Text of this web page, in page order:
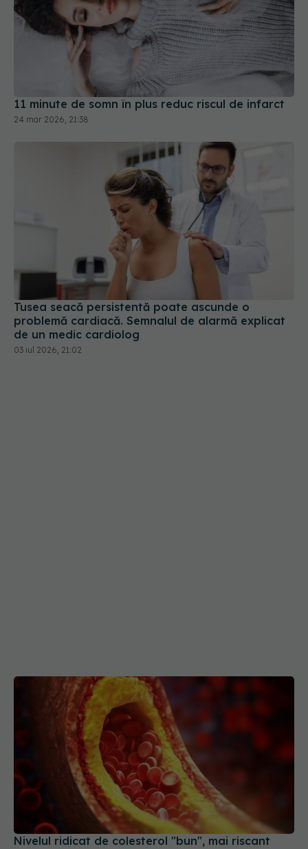
11 minute de somn în plus reduc riscul de infarct
24 mar 2026, 21:38
Tusea seacă persistentă poate ascunde o
problemă cardiacă. Semnalul de alarmă explicat
de un medic cardiolog
03 iul 2026, 21:02
Nivelul ridicat de colesterol "bun", mai riscant
decât se credea
13 ian 2026, 15:56